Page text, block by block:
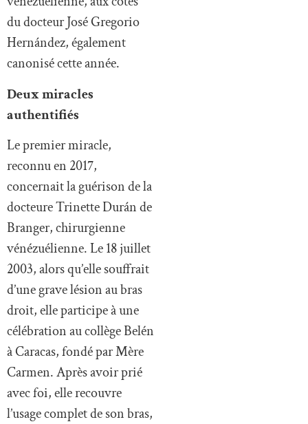
du docteur José Gregorio
Hernández, également
canonisé cette année.
Deux miracles
authentifiés
Le premier miracle,
reconnu en 2017,
concernait la guérison de la
docteure Trinette Durán de
Branger, chirurgienne
vénézuélienne. Le 18 juillet
2003, alors qu’elle souffrait
d’une grave lésion au bras
droit, elle participe à une
célébration au collège Belén
à Caracas, fondé par Mère
Carmen. Après avoir prié
avec foi, elle recouvre
l’usage complet de son bras,